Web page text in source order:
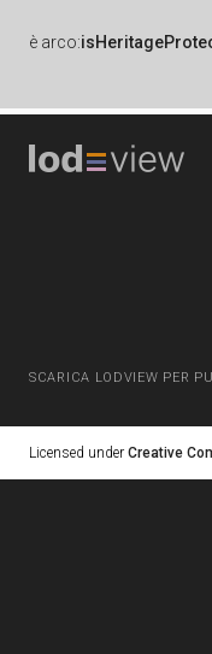
è arco:
SCARICA LODVIEW PER
Licensed under Creative